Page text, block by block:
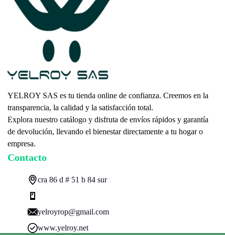
YELROY SAS es tu tienda online de confianza. Creemos en la
transparencia, la calidad y la satisfacción total.
Explora nuestro catálogo y disfruta de envíos rápidos y garantía
de devolución, llevando el bienestar directamente a tu hogar o
empresa.
Contacto
cra 86 d # 51 b 84 sur
yelroyrop@gmail.com
www.yelroy.net